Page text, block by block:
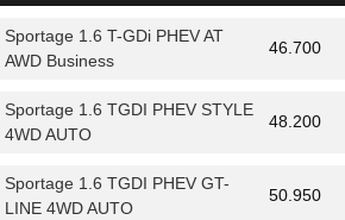
Sportage 1.6 T-GDi PHEV AT
AWD Business
46.700
Sportage 1.6 TGDI PHEV STYLE
4WD AUTO
48.200
Sportage 1.6 TGDI PHEV GT-
LINE 4WD AUTO
50.950